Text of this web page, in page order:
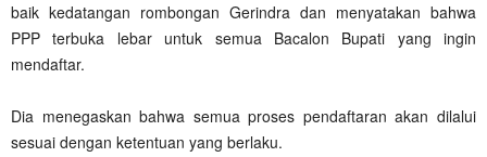
baik kedatangan rombongan Gerindra dan menyatakan bahwa
PPP terbuka lebar untuk semua Bacalon Bupati yang ingin
mendaftar.
Dia menegaskan bahwa semua proses pendaftaran akan dilalui
sesuai dengan ketentuan yang berlaku.